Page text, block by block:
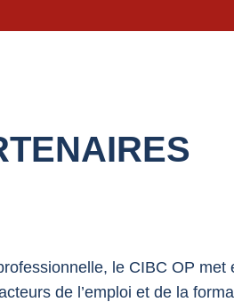
le CIBC OP
de l’emploi et de la